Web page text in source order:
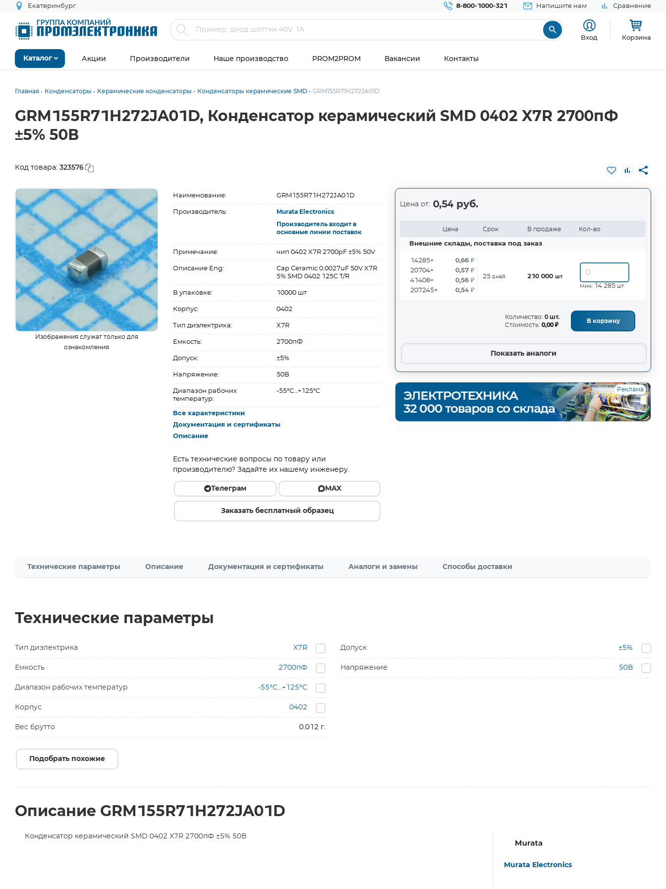
Екатеринбург 8-800-1000-321 Напишите нам Сравнение
Вход Корзина
Каталог Акции Производители Наше производство PROM2PROM Вакансии Контакты
Главная Конденсаторы Керамические конденсаторы Конденсаторы керамические SMD GRM155R71H272JA01D
GRM155R71H272JA01D, Конденсатор керамический SMD 0402 X7R 2700пФ
±5% 50В
Код товара: 323576
Изображения служат только для
ознакомления
Наименование: GRM155R71H272JA01D
Производитель: Murata Electronics
Производитель входит в
основные линии поставок
Примечание: чип 0402 X7R 2700pF ±5% 50V
Описание Eng:
Cap Ceramic 0.0027uF 50V X7R
5% SMD 0402 125C T/R
В упаковке: 10000 шт
Корпус: 0402
Тип диэлектрика: X7R
Емкость: 2700пФ
Допуск: ±5%
Напряжение: 50В
Диапазон рабочих
температур:
-55°C…+125°C
Все характеристики
Документация и сертификаты
Описание
Есть технические вопросы по товару или
производителю? Задайте их нашему инженеру.
Телеграм MAX
Заказать бесплатный образец
Цена от: 0,54 руб.
Цена Срок В продаже Кол-во
Внешние склады, поставка под заказ
14285+
20704+
41408+
207245+
0,66 ₽
0,57 ₽
0,56 ₽
0,54 ₽
25 дней 210 000 шт
Мин: 14 285 шт
Количество: 0 шт.
Стоимость: 0,00 ₽
В корзину
Показать аналоги
Реклама
Технические параметры Описание Документация и сертификаты Аналоги и замены Способы доставки
Технические параметры
Тип диэлектрика X7R
Емкость 2700пФ
Допуск ±5%
Напряжение 50В
Диапазон рабочих температур -55°C…+125°C
Корпус 0402
Вес брутто 0.012 г.
Подобрать похожие
Описание GRM155R71H272JA01D
Конденсатор керамический SMD 0402 X7R 2700пФ ±5% 50В
Murata Electronics